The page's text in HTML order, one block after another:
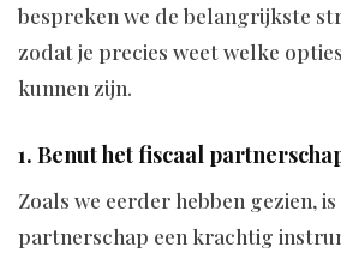
bespreken we de belangrijkste
zodat je precies weet welke
kunnen zijn.
1. Benut het fiscaal
Zoals we eerder hebben gezien,
partnerschap een krachtig